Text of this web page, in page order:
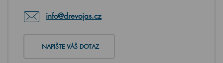
info@drevojas.cz
NAPIŠTE VÁŠ DOTAZ